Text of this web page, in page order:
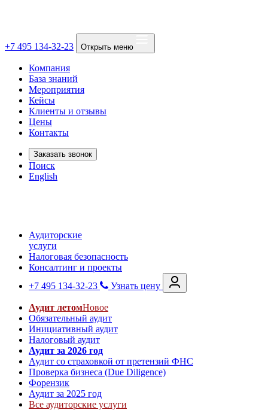
+7 495 134-32-23 Открыть меню
Компания
База знаний
Мероприятия
Кейсы
Клиенты и отзывы
Цены
Контакты
Заказать звонок
Поиск
English
Аудиторские
услуги
Налоговая безопасность
Консалтинг и проекты
+7 495 134-32-23
Узнать цену
Аудит летомНовое
Обязательный аудит
Инициативный аудит
Налоговый аудит
Аудит за 2026 год
Аудит со страховкой от претензий ФНС
Проверка бизнеса (Due Diligence)
Форензик
Аудит за 2025 год
Все аудиторские услуги